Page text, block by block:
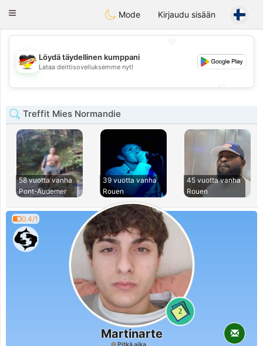
Deutsch Dating
Toggle
Mode Kirjaudu sisään
💖
💕
Löydä täydellinen kumppani
Lataa deittisovelluksemme nyt!
Treffit Mies Normandie
58 vuotta vanha
Pont-Audemer
39 vuotta vanha
Rouen
45 vuotta vanha
Rouen
0.4/1
2
Martinarte